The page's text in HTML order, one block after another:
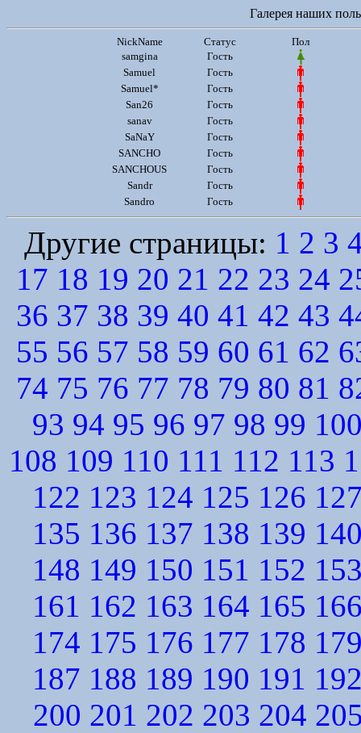
Галерея наших
NickName Статус
Пол
samgina
Гость
Samuel
Гость
Samuel*
Гость
San26
Гость
sanav
Гость
SaNaY
Гость
SANCHO
Гость
SANCHOUS
Гость
Sandr
Гость
Sandro
Гость
Другие страницы: 1 2 3
17 18 19 20 21 22 23 24
36 37 38 39 40 41 42 43
55 56 57 58 59 60 61 62
74 75 76 77 78 79 80 81
93 94 95 96 97 98 99
108 109 110 111 112 113
122 123 124 125 126
135 136 137 138 139
148 149 150 151 152
161 162 163 164 165
174 175 176 177 178
187 188 189 190 191
200 201 202 203 204